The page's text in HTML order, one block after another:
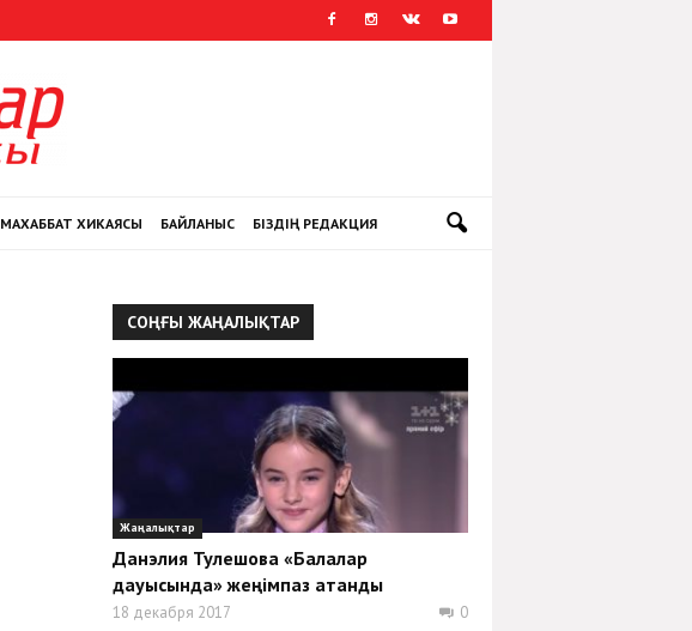
МАХАББАТ ХИКАЯСЫ БАЙЛАНЫС БІЗДІҢ РЕДАКЦИЯ
СОҢҒЫ ЖАҢАЛЫҚТАР
Жаңалықтар
Данэлия Тулешова «Балалар
дауысында» жеңімпаз атанды
18 декабря 2017
0